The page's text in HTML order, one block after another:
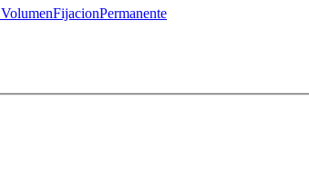
FijacionPermanente